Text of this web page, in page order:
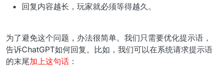
回复内容越长，玩家就必须等得越久。
为了避免这个问题，办法很简单。我们只需要优化提示语，
告诉ChatGPT如何回复。比如，我们可以在系统请求提示语
的末尾加上这句话 ：